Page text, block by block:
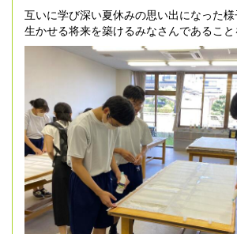
互いに学び深い夏休みの思い出になった
生かせる将来を築けるみなさんであること